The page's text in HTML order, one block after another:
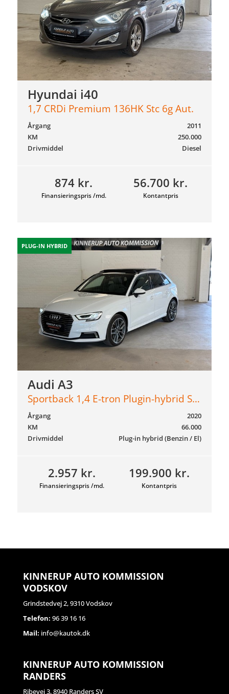
Hyundai i40
1,7 CRDi Premium 136HK Stc 6g Aut.
874 kr.
Finansieringspris /md.
56.700 kr.
Kontantpris
2011
Årgang
250.000
KM
Diesel
Drivmiddel
PLUG-IN HYBRID
Audi A3
Sportback 1,4 E-tron Plugin-hybrid Sport S Tronic 204HK 5d 6g Aut.
2.957 kr.
Finansieringspris /md.
199.900 kr.
Kontantpris
2020
Årgang
66.000
KM
Plug-in hybrid (Benzin / El)
Drivmiddel
KINNERUP AUTO KOMMISSION
VODSKOV
Grindstedvej 2, 9310 Vodskov
Telefon: 96 39 16 16
Mail: info@kautok.dk
KINNERUP AUTO KOMMISSION
RANDERS
Ribevej 3, 8940 Randers SV